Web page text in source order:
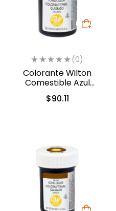
(0)
Colorante Wilton
Comestible Azul
Real/Royal Blue 28.3gr.
(04-0-0035)
$90.11